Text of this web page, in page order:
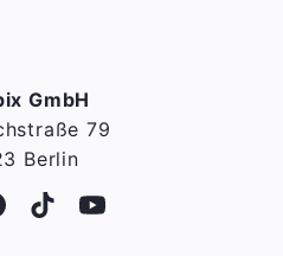
GmbH
79
Berlin